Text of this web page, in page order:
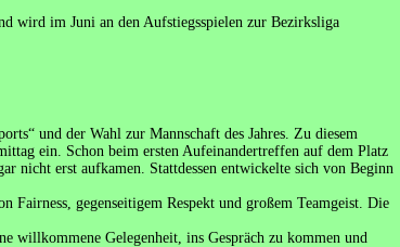
wird im Juni an den Aufstiegsspielen zur Bezirksliga
und der Wahl zur Mannschaft des Jahres. Zu diesem
ein. Schon beim ersten Aufeinandertreffen auf dem Platz
nicht erst aufkamen. Stattdessen entwickelte sich von Beginn
Fairness, gegenseitigem Respekt und großem Teamgeist. Die
willkommene Gelegenheit, ins Gespräch zu kommen und